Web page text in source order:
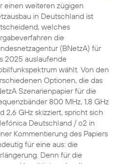
einen weiteren zügigen
in Deutschland ist
welches
die
(BNetzA) für
2025 auslaufende
wählt. Von den
Optionen, die das
Szenarienpapier für die
800 MHz, 1,8 GHz
2,6 GHz skizziert, spricht sich
Deutschland / o2 in
Kommentierung des Papiers
für eine aus: die
Denn für die